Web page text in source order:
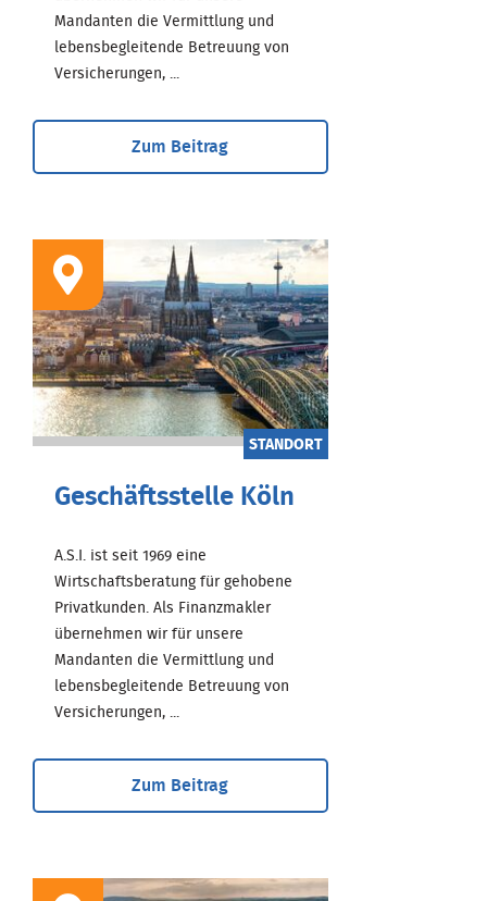
Mandanten die Vermittlung und
lebensbegleitende Betreuung von
Versicherungen, ...
Zum Beitrag
STANDORT
Geschäftsstelle Köln
A.S.I. ist seit 1969 eine
Wirtschaftsberatung für gehobene
Privatkunden. Als Finanzmakler
übernehmen wir für unsere
Mandanten die Vermittlung und
lebensbegleitende Betreuung von
Versicherungen, ...
Zum Beitrag